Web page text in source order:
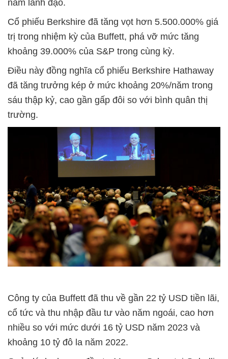
năm lãnh đạo.
Cổ phiếu Berkshire đã tăng vọt hơn 5.500.000% giá
trị trong nhiệm kỳ của Buffett, phá vỡ mức tăng
khoảng 39.000% của S&P trong cùng kỳ.
Điều này đồng nghĩa cổ phiếu Berkshire Hathaway
đã tăng trưởng kép ở mức khoảng 20%/năm trong
sáu thập kỷ, cao gần gấp đôi so với bình quân thị
trường.
Công ty của Buffett đã thu về gần 22 tỷ USD tiền lãi,
cổ tức và thu nhập đầu tư vào năm ngoái, cao hơn
nhiều so với mức dưới 16 tỷ USD năm 2023 và
khoảng 10 tỷ đô la năm 2022.